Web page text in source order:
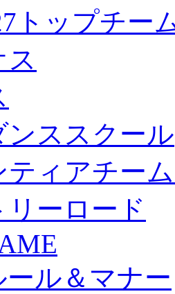
トップチー
ス
ンススクール
ィアチー
リーロード
ール＆マナー